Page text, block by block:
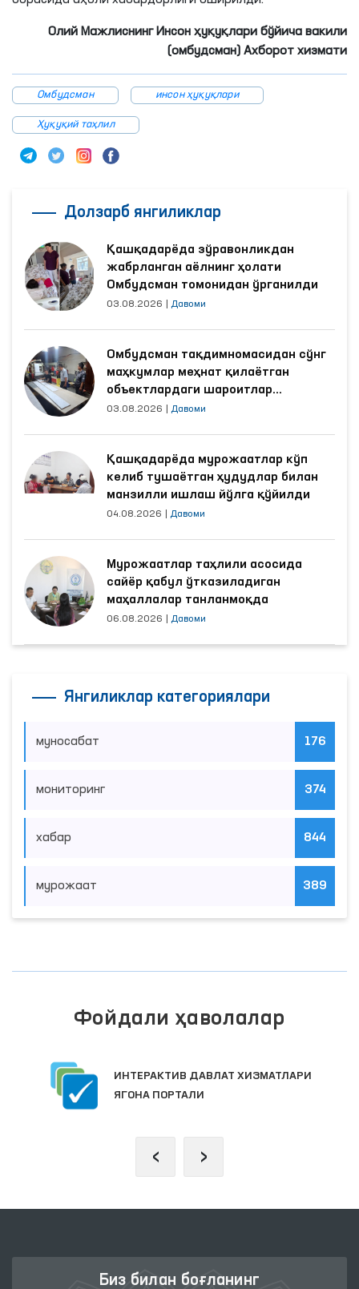
Олий Мажлиснинг Инсон ҳуқуқлари бўйича вакили
(омбудсман) Ахборот хизмати
Омбудсман инсон ҳуқуқлари
Ҳуқуқий таҳлил
Долзарб янгиликлар
Қашқадарёда зўравонликдан
жабрланган аёлнинг ҳолати
Омбудсман томонидан ўрганилди
03.08.2026 Давоми
Омбудсман тақдимномасидан сўнг
маҳкумлар меҳнат қилаётган
объектлардаги шароитлар
яхшиланди
03.08.2026 Давоми
Қашқадарёда мурожаатлар кўп
келиб тушаётган ҳудудлар билан
манзилли ишлаш йўлга қўйилди
04.08.2026 Давоми
Мурожаатлар таҳлили асосида
сайёр қабул ўтказиладиган
маҳаллалар танланмоқда
06.08.2026 Давоми
Янгиликлар категориялари
муносабат 176
мониторинг 374
хабар 844
мурожаат 389
Фойдали ҳаволалар
ИНТЕРАКТИВ ДАВЛАТ ХИЗМАТЛАРИ
ЯГОНА ПОРТАЛИ
‹ ›
Биз билан боғланинг